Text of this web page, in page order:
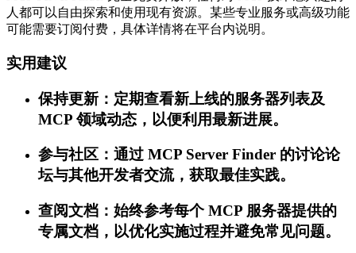
人都可以自由探索和使用现有资源。某些专业服务或高级功能
可能需要订阅付费，具体详情将在平台内说明。
实用建议
保持更新：定期查看新上线的服务器列表及
MCP 领域动态，以便利用最新进展。
参与社区：通过 MCP Server Finder 的讨论论
坛与其他开发者交流，获取最佳实践。
查阅文档：始终参考每个 MCP 服务器提供的
专属文档，以优化实施过程并避免常见问题。